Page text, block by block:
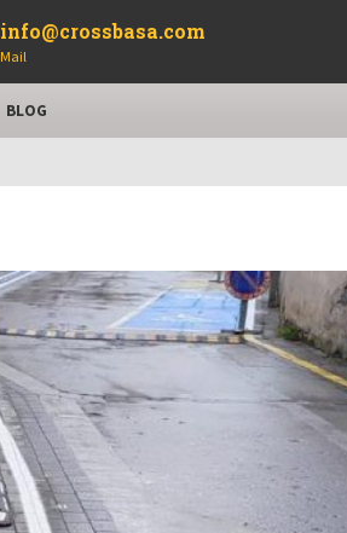
info@crossbasa.com
Mail
BLOG